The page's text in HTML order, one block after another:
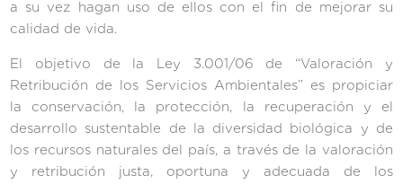
a su vez hagan uso de ellos con el fin de mejorar su
calidad de vida.
El objetivo de la Ley 3.001/06 de “Valoración y
Retribución de los Servicios Ambientales” es propiciar
la conservación, la protección, la recuperación y el
desarrollo sustentable de la diversidad biológica y de
los recursos naturales del país, a través de la valoración
y retribución justa, oportuna y adecuada de los